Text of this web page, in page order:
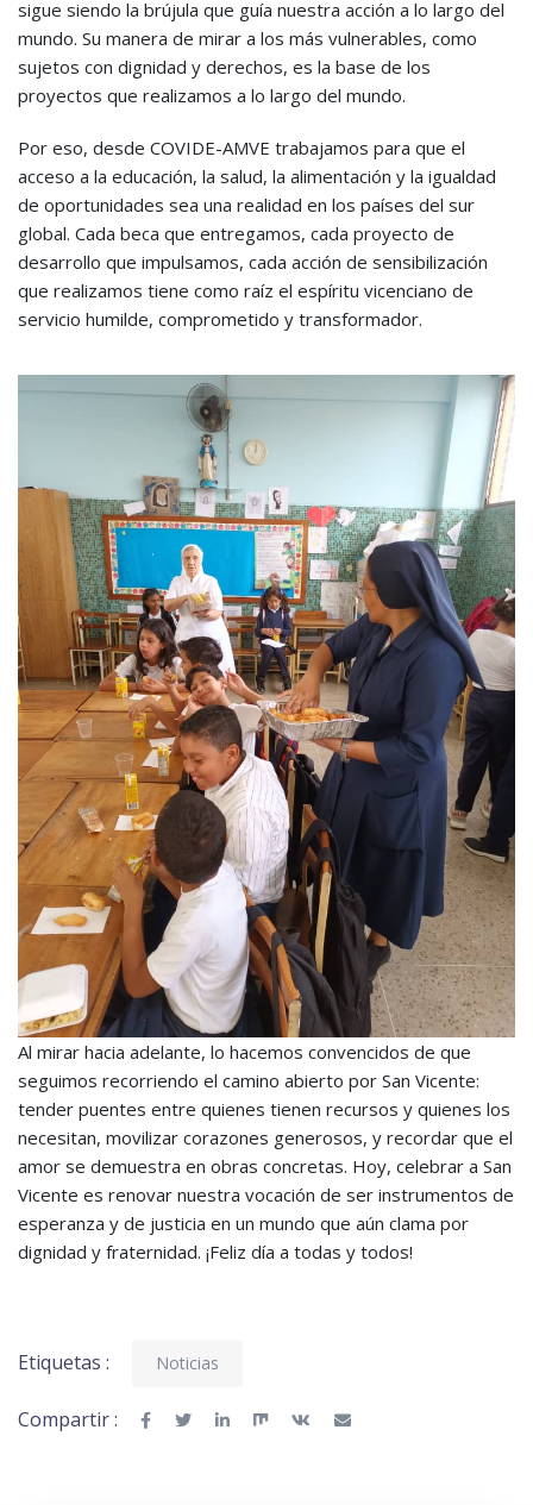
sigue siendo la brújula que guía nuestra acción a lo largo del
mundo. Su manera de mirar a los más vulnerables, como
sujetos con dignidad y derechos, es la base de los
proyectos que realizamos a lo largo del mundo.
Por eso, desde COVIDE-AMVE trabajamos para que el
acceso a la educación, la salud, la alimentación y la igualdad
de oportunidades sea una realidad en los países del sur
global. Cada beca que entregamos, cada proyecto de
desarrollo que impulsamos, cada acción de sensibilización
que realizamos tiene como raíz el espíritu vicenciano de
servicio humilde, comprometido y transformador.
Al mirar hacia adelante, lo hacemos convencidos de que
seguimos recorriendo el camino abierto por San Vicente:
tender puentes entre quienes tienen recursos y quienes los
necesitan, movilizar corazones generosos, y recordar que el
amor se demuestra en obras concretas. Hoy, celebrar a San
Vicente es renovar nuestra vocación de ser instrumentos de
esperanza y de justicia en un mundo que aún clama por
dignidad y fraternidad. ¡Feliz día a todas y todos!
Etiquetas : Noticias
Compartir :